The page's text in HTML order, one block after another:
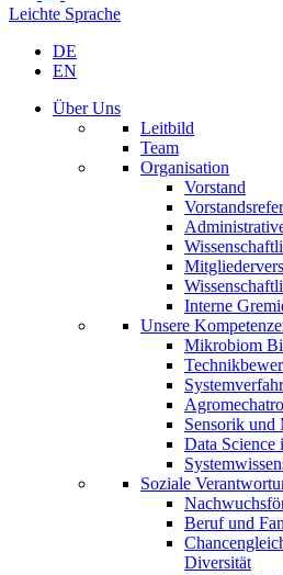
Leichte Sprache
DE
EN
Über Uns
Leitbild
Team
Organisation
Vorstand
Interne
Unsere
Mikrobiom
Sensorik und
Data
Soziale
Beruf und
Diversität